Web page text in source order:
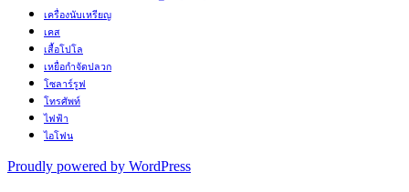
เครื่องนับเหรียญ
เคส
เสื้อโปโล
เหยื่อกำจัดปลวก
โซลาร์รูฟ
โทรศัพท์
ไฟฟ้า
ไอโฟน
Proudly powered by WordPress